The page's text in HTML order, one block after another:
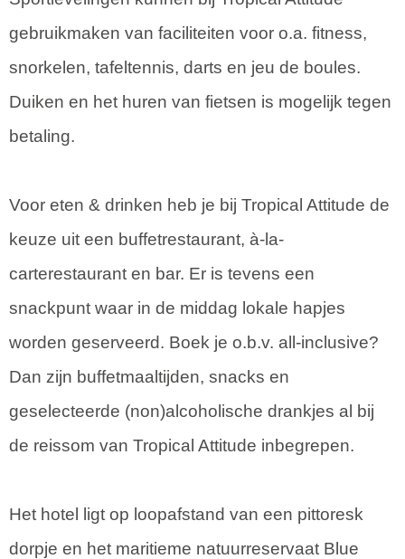
gebruikmaken van faciliteiten voor o.a. fitness,
snorkelen, tafeltennis, darts en jeu de boules.
Duiken en het huren van fietsen is mogelijk tegen
betaling.
Voor eten & drinken heb je bij Tropical Attitude de
keuze uit een buffetrestaurant, à-la-
carterestaurant en bar. Er is tevens een
snackpunt waar in de middag lokale hapjes
worden geserveerd. Boek je o.b.v. all-inclusive?
Dan zijn buffetmaaltijden, snacks en
geselecteerde (non)alcoholische drankjes al bij
de reissom van Tropical Attitude inbegrepen.
Het hotel ligt op loopafstand van een pittoresk
dorpje en het maritieme natuurreservaat Blue